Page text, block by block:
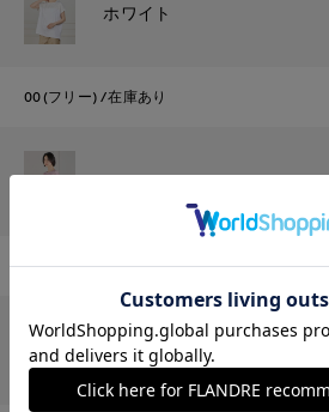
ホワイト
00(フリー) 在庫あり
ピンク
00(フリー) 在庫あり
ブラウン